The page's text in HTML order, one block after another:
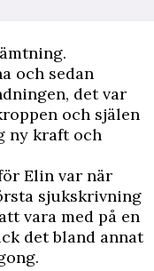
och sedan
det var
och själen
ny kraft och
Elin var när
sjukskrivning
vara med på en
det bland annat